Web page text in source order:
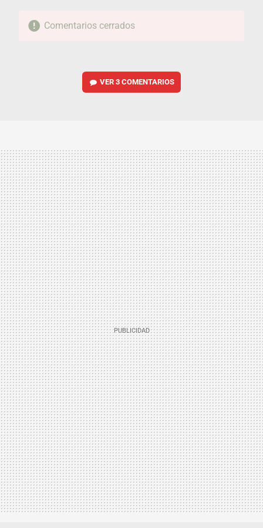
Comentarios cerrados
VER3 COMENTARIOS